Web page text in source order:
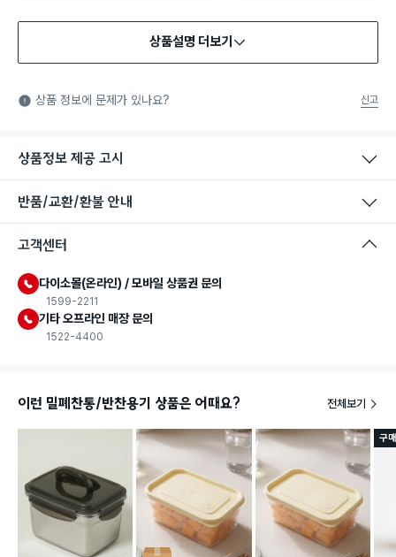
식품용 기구: 식품위생법에서 정한 규격에 따라 제조되어 식품 또
는 식품첨가물에 사용할 수 있는 식품용기구라는 표시입니다.
상품설명 더보기
상품 정보에 문제가 있나요? 신고
상품정보 제공 고시
반품/교환/환불 안내
고객센터
다이소몰(온라인) / 모바일 상품권 문의
1599-2211
기타 오프라인 매장 문의
1522-4400
이런 밀폐찬통/반찬용기 상품은 어때요? 전체보기
구